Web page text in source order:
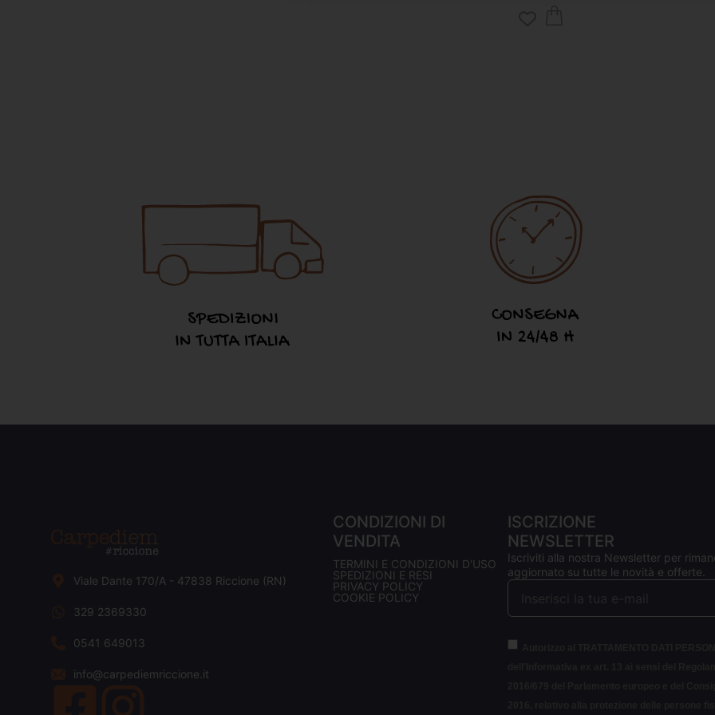
Viale Dante 170/A - 47838 Riccione (RN)
329 2369330
0541 649013
info@carpediemriccione.it
CONDIZIONI DI
VENDITA
TERMINI E CONDIZIONI D'USO
SPEDIZIONI E RESI
PRIVACY POLICY
COOKIE POLICY
ISCRIZIONE
NEWSLETTER
Iscriviti alla nostra Newsletter per
aggiornato su tutte le novità e offerte.